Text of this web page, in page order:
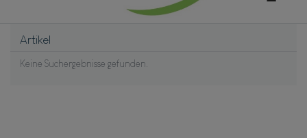
Artikel
Keine Suchergebnisse gefunden.